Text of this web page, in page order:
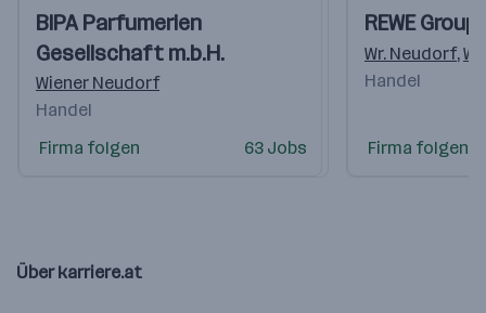
Videos
Einblicke
Einblicke
BIPA Parfumerien
Gesellschaft m.b.H.
Wiener Neudorf
Handel
Firma folgen
63 Jobs
Videos
Einblicke
Einblicke
REWE
Wr. Neudorf,
Handel
Firma folgen
Über karriere.at